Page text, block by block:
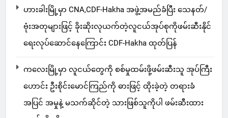
ဟားခါးမြို့မှာ CNA,CDF-Hakha အဖွဲ့အမည်ခံပြီး သေနတ်/
ဗုံးအတုများဖြင့် ခိုးဆိုးလုယက်တဲ့လူငယ်အုပ်စုကိုဖမ်းဆီးနိုင်
ရေးလုပ်ဆောင်နေကြောင်း CDF-Hakha ထုတ်ပြန်
ကလေးမြို့မှာ လူငယ်တွေကို စစ်မှုထမ်းဖို့ဖမ်းဆီးသူ အုပ်ကြီး
ဟောင်း ဦးစိုင်းမောင်ကြည်ကို ဓားဖြင့် ထိုးခဲ့တဲ့ တရားခံ
အပြင် အမှုနဲ့ မသက်ဆိုင်တဲ့ သားဖြစ်သူကိုပါ ဖမ်းဆီးထား